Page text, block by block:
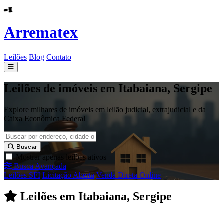
Arrematex
Leilões Blog Contato
Leilões
Leilões de imóveis em Itabaiana, Sergipe
Explore milhares de imóveis em leilão judicial, extrajudicial e da
Caixa Econômica Federal
Buscar
Mostrar apenas leilões ativos
Busca Avançada
Leilões SFI Licitação Aberta Venda Direta Online
Leilões em Itabaiana, Sergipe